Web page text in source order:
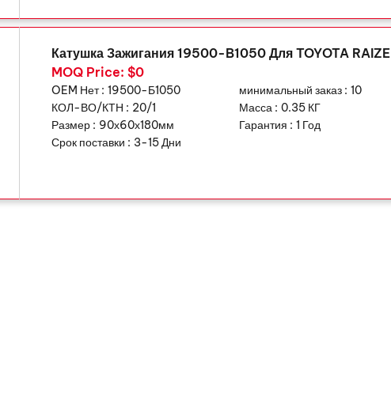
Катушка Зажигания 19500-B1050 Для TOYOTA RAIZE
MOQ Price: $0
OEM Нет : 19500-Б1050 минимальный заказ : 10
КОЛ-ВО/КТН : 20/1 Масса : 0.35 КГ
Размер : 90х60х180мм Гарантия : 1 Год
Срок поставки : 3-15 Дни